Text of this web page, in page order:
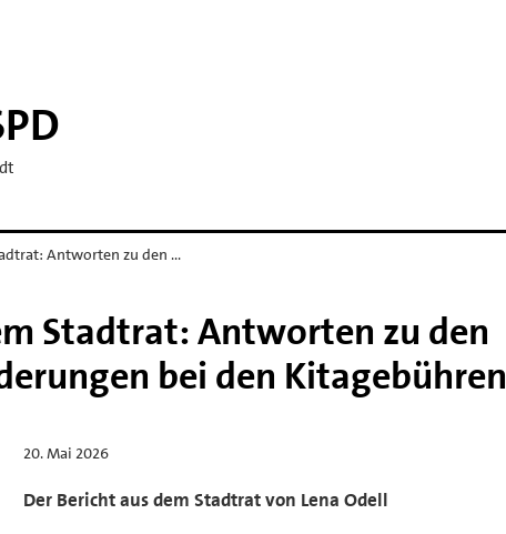
Antworten zu den …
Stadtrat: Antworten zu den
bei den Kitagebühren
20. Mai 2026
Der Bericht aus dem Stadtrat von Lena Odell